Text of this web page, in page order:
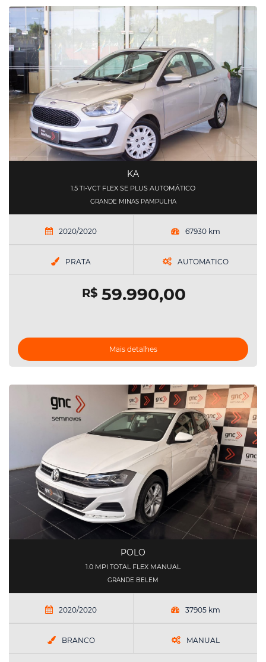
KA
1.5 TI-VCT FLEX SE PLUS AUTOMÁTICO
GRANDE MINAS PAMPULHA
2020/2020 67930 km
PRATA AUTOMATICO
R$59.990,00
Mais detalhes
POLO
1.0 MPI TOTAL FLEX MANUAL
GRANDE BELEM
2020/2020 37905 km
BRANCO MANUAL